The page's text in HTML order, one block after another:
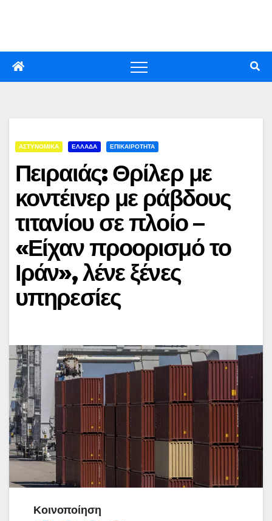
ΑΣΤΥΝΟΜΙΚΑ ΕΛΛΑΔΑ ΕΠΙΚΑΙΡΟΤΗΤΑ
Πειραιάς: Θρίλερ με
κοντέινερ με ράβδους
τιτανίου σε πλοίο –
«Είχαν προορισμό το
Ιράν», λένε ξένες
υπηρεσίες
Κοινοποίηση